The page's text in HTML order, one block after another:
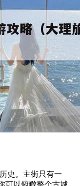
史。主街只有一